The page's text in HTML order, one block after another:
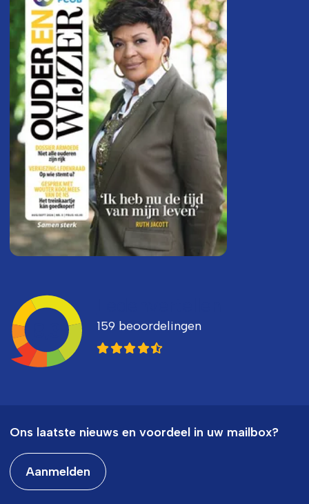
159 beoordelingen
Ons laatste nieuws en voordeel in uw mailbox?
Aanmelden